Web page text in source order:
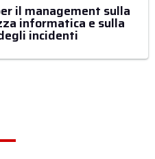
il management sulla
informatica e sulla
incidenti